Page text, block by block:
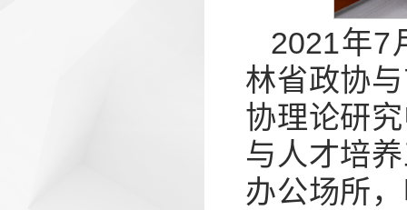
2021年7
林省政协
协理论研
与人才培
办公场所